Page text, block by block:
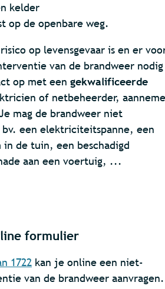
kelder
op de openbare weg.
op levensgevaar is en er
van de brandweer nodig
op met een gekwalificeerde
of netbeheerder,
mag de brandweer niet
een elektriciteitspanne, een
in de tuin, een beschadigd
aan een voertuig, ...
formulier
1722 kan je online een niet-
van de brandweer aanvragen.